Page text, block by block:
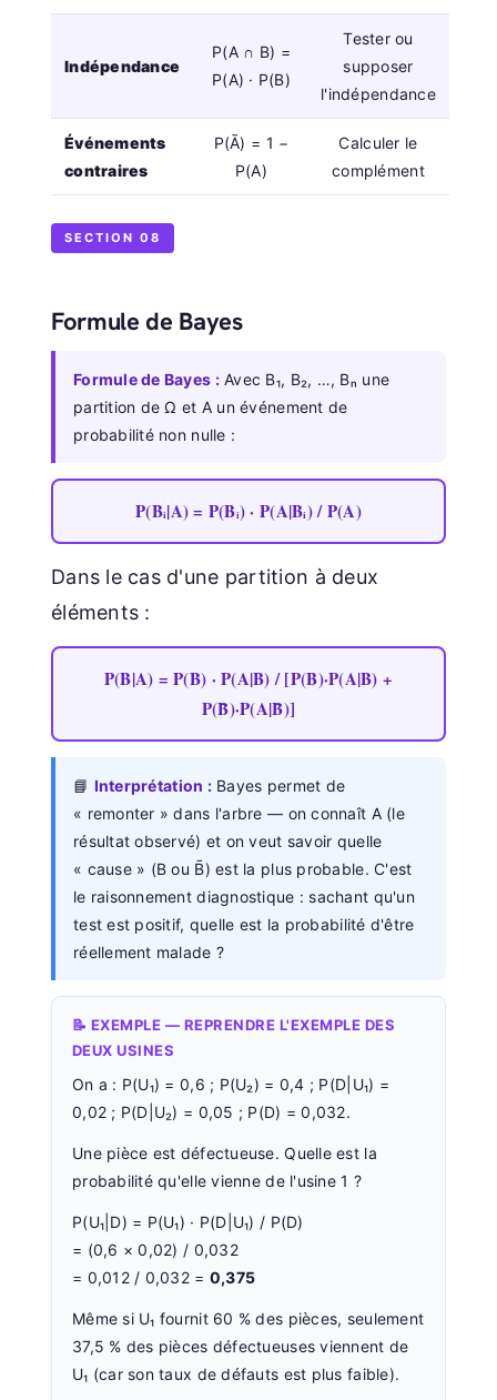
Indépendance
P(A ∩ B) =
P(A) · P(B)
Tester ou
supposer
l'indépendance
Événements
contraires
P(Ā) = 1 −
P(A)
Calculer le
complément
SECTION 08
Formule de Bayes
Formule de Bayes :Avec B₁, B₂, …, Bₙ une
partition de Ω et A un événement de
probabilité non nulle :
P(Bᵢ|A) = P(Bᵢ) · P(A|Bᵢ) / P(A)
Dans le cas d'une partition à deux
éléments :
P(B|A) = P(B) · P(A|B) / [P(B)·P(A|B) +
P(B̄)·P(A|B̄)]
📘 Interprétation :Bayes permet de
« remonter » dans l'arbre — on connaît A (le
résultat observé) et on veut savoir quelle
« cause » (B ou B̄) est la plus probable. C'est
le raisonnement diagnostique : sachant qu'un
test est positif, quelle est la probabilité d'être
réellement malade ?
📝 EXEMPLE — REPRENDRE L'EXEMPLE DES
DEUX USINES
On a : P(U₁) = 0,6 ; P(U₂) = 0,4 ; P(D|U₁) =
0,02 ; P(D|U₂) = 0,05 ; P(D) = 0,032.
Une pièce est défectueuse. Quelle est la
probabilité qu'elle vienne de l'usine 1 ?
P(U₁|D) = P(U₁) · P(D|U₁) / P(D)
= (0,6 × 0,02) / 0,032
= 0,012 / 0,032 = 0,375
Même si U₁ fournit 60 % des pièces, seulement
37,5 % des pièces défectueuses viennent de
U₁ (car son taux de défauts est plus faible).